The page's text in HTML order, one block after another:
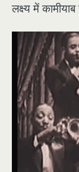
लक्ष्य में